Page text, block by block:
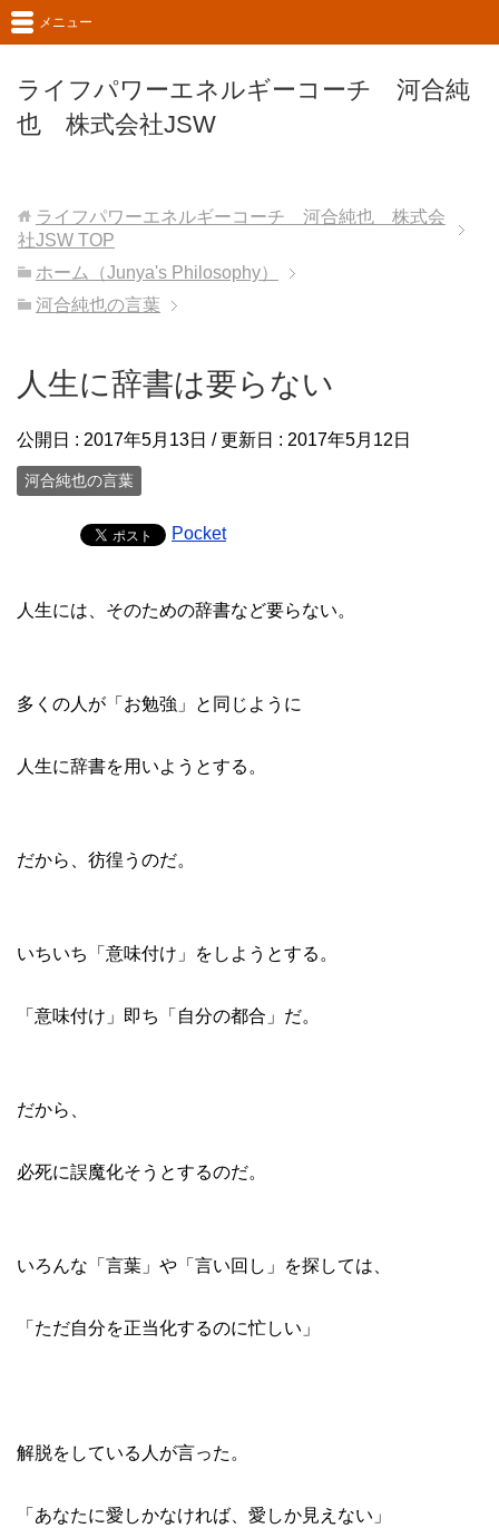
ライフパワーエネルギーコーチ 河合純
也 株式会社JSW
メニュー
ライフパワーエネルギーコーチ 河合純也 株式会
社JSW TOP
ホーム（Junya's Philosophy）
河合純也の言葉
人生に辞書は要らない
公開日 : 2017年5月13日 / 更新日 : 2017年5月12日
河合純也の言葉
Pocket
人生には、そのための辞書など要らない。
多くの人が「お勉強」と同じように
人生に辞書を用いようとする。
だから、彷徨うのだ。
いちいち「意味付け」をしようとする。
「意味付け」即ち「自分の都合」だ。
だから、
必死に誤魔化そうとするのだ。
いろんな「言葉」や「言い回し」を探しては、
「ただ自分を正当化するのに忙しい」
解脱をしている人が言った。
「あなたに愛しかなければ、愛しか見えない」